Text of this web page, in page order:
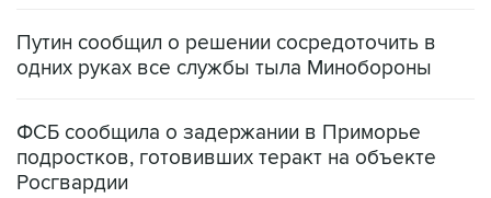
Путин сообщил о решении сосредоточить в
одних руках все службы тыла Минобороны
ФСБ сообщила о задержании в Приморье
подростков, готовивших теракт на объекте
Росгвардии